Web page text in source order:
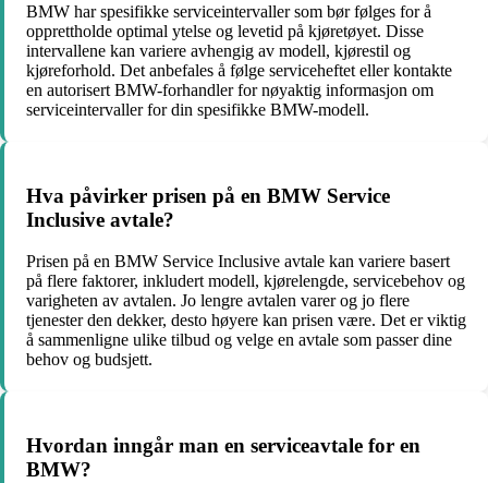
BMW har spesifikke serviceintervaller som bør følges for å
opprettholde optimal ytelse og levetid på kjøretøyet. Disse
intervallene kan variere avhengig av modell, kjørestil og
kjøreforhold. Det anbefales å følge serviceheftet eller kontakte
en autorisert BMW-forhandler for nøyaktig informasjon om
serviceintervaller for din spesifikke BMW-modell.
Hva påvirker prisen på en BMW Service
Inclusive avtale?
Prisen på en BMW Service Inclusive avtale kan variere basert
på flere faktorer, inkludert modell, kjørelengde, servicebehov og
varigheten av avtalen. Jo lengre avtalen varer og jo flere
tjenester den dekker, desto høyere kan prisen være. Det er viktig
å sammenligne ulike tilbud og velge en avtale som passer dine
behov og budsjett.
Hvordan inngår man en serviceavtale for en
BMW?